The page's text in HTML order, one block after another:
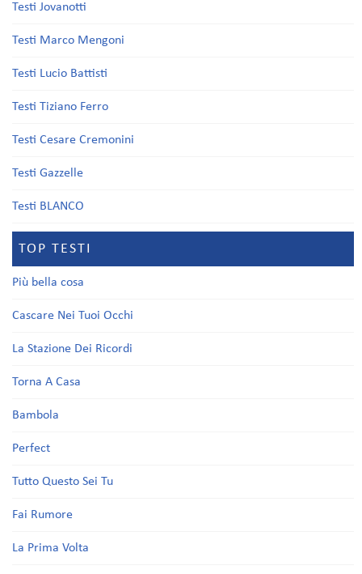
Testi Jovanotti
Testi Marco Mengoni
Testi Lucio Battisti
Testi Tiziano Ferro
Testi Cesare Cremonini
Testi Gazzelle
Testi BLANCO
TOP TESTI
Più bella cosa
Cascare Nei Tuoi Occhi
La Stazione Dei Ricordi
Torna A Casa
Bambola
Perfect
Tutto Questo Sei Tu
Fai Rumore
La Prima Volta